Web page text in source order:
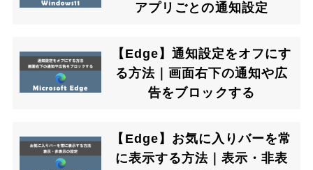
アプリごとの通知設定
【Edge】通知設定をオフにす
る方法｜画面右下の通知や広
告をブロックする
【Edge】お気に入りバーを常
に表示する方法｜表示・非表